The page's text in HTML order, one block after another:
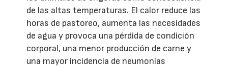
de las altas temperaturas. El calor reduce las
horas de pastoreo, aumenta las necesidades
de agua y provoca una pérdida de condición
corporal, una menor producción de carne y
una mayor incidencia de neumonías